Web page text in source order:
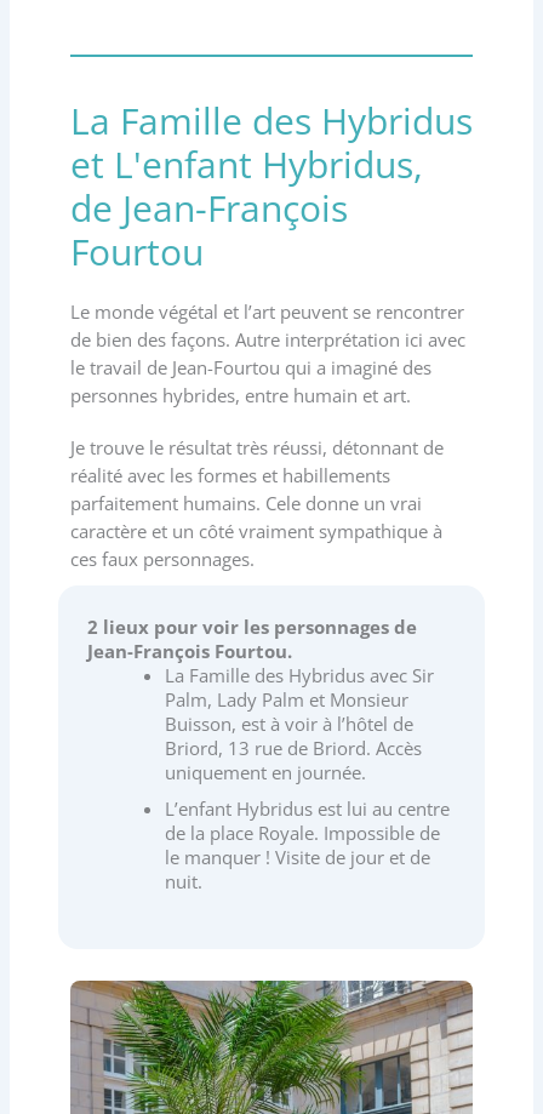
La Famille des Hybridus
et L'enfant Hybridus,
de Jean-François
Fourtou
Le monde végétal et l’art peuvent se rencontrer
de bien des façons. Autre interprétation ici avec
le travail de Jean-Fourtou qui a imaginé des
personnes hybrides, entre humain et art.
Je trouve le résultat très réussi, détonnant de
réalité avec les formes et habillements
parfaitement humains. Cele donne un vrai
caractère et un côté vraiment sympathique à
ces faux personnages.
2 lieux pour voir les personnages de
Jean-François Fourtou.
La Famille des Hybridus avec Sir
Palm, Lady Palm et Monsieur
Buisson, est à voir à l’hôtel de
Briord, 13 rue de Briord. Accès
uniquement en journée.
L’enfant Hybridus est lui au centre
de la place Royale. Impossible de
le manquer ! Visite de jour et de
nuit.